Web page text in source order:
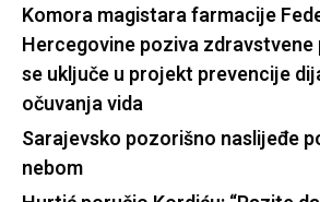
Komora magistara farmacije
Hercegovine poziva
se uključe u projekt prevencije
očuvanja vida
Sarajevsko pozorišno naslijeđe
nebom